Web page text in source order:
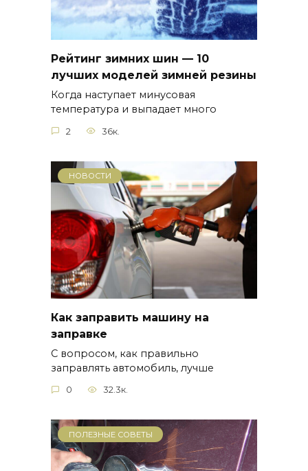
Рейтинг зимних шин — 10
лучших моделей зимней резины
Когда наступает минусовая
температура и выпадает много
2 36к.
НОВОСТИ
Как заправить машину на
заправке
С вопросом, как правильно
заправлять автомобиль, лучше
0 32.3к.
ПОЛЕЗНЫЕ СОВЕТЫ